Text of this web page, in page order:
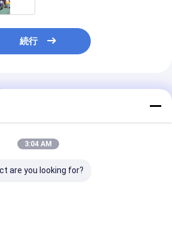
続行
ト
3:04 AM
are you looking for?